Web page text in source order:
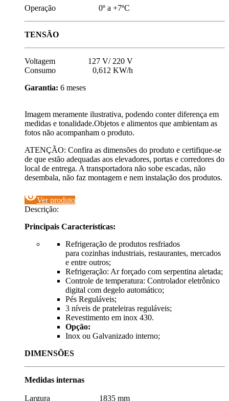
Operação 0º a +7ºC
TENSÃO
Voltagem 127 V/ 220 V
Consumo 0,612 KW/h
Garantia: 6 meses
Imagem meramente ilustrativa, podendo conter diferença em
medidas e tonalidade.Objetos e alimentos que ambientam as
fotos não acompanham o produto.
ATENÇÃO: Confira as dimensões do produto e certifique-se
de que estão adequadas aos elevadores, portas e corredores do
local de entrega. A transportadora não sobe escadas, não
desembala, não faz montagem e nem instalação dos produtos.
visibilityVer produto
Descrição:
Principais Características:
Refrigeração de produtos resfriados
para cozinhas industriais, restaurantes, mercados
e entre outros;
Refrigeração: Ar forçado com serpentina aletada;
Controle de temperatura: Controlador eletrônico
digital com degelo automático;
Pés Reguláveis;
3 níveis de prateleiras reguláveis;
Revestimento em inox 430.
Opção:
Inox ou Galvanizado interno;
DIMENSÕES
Medidas internas
Largura 1835 mm